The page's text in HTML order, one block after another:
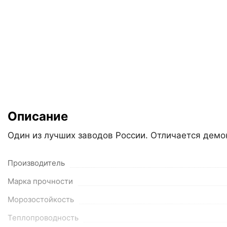
Описание
Один из лучших заводов России. Отличается
Производитель
Марка прочности
Морозостойкость
Теплопроводность